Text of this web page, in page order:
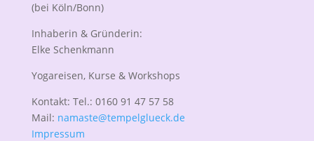
(bei Köln/Bonn)
Inhaberin & Gründerin:
Elke Schenkmann
Yogareisen, Kurse & Workshops
Kontakt: Tel.: 0160 91 47 57 58
Mail: namaste@tempelglueck.de
Impressum